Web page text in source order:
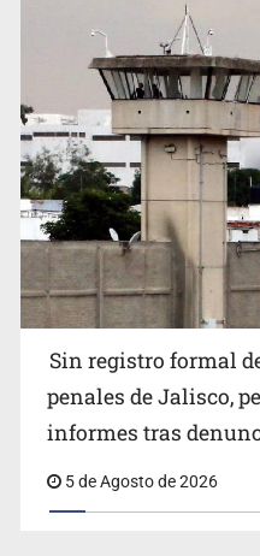
Sheinbaum se reúnen
Mujer resulta lesionada
Zapopan
Sin registro formal
penales de Jalisco,
informes tras
5 de Agosto de 2026